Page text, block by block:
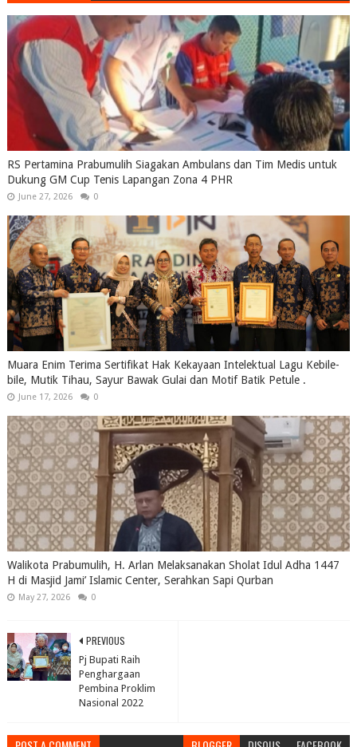
RS Pertamina Prabumulih Siagakan Ambulans dan Tim Medis untuk
Dukung GM Cup Tenis Lapangan Zona 4 PHR
June 27, 2026 0
Muara Enim Terima Sertifikat Hak Kekayaan Intelektual Lagu Kebile-
bile, Mutik Tihau, Sayur Bawak Gulai dan Motif Batik Petule .
June 17, 2026 0
Walikota Prabumulih, H. Arlan Melaksanakan Sholat Idul Adha 1447
H di Masjid Jami’ Islamic Center, Serahkan Sapi Qurban
May 27, 2026 0
PREVIOUS
Pj Bupati Raih
Penghargaan
Pembina Proklim
Nasional 2022